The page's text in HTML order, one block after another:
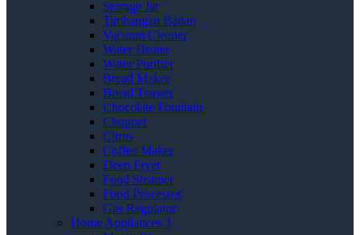
Storage Jar
Timbangan Badan
Vacuum Cleaner
Water Heater
Water Purifier
Bread Maker
Bread Toaster
Chocolate Fountain
Chopper
Citrus
Coffee Maker
Deep Fryer
Food Steamer
Food Processor
Gas Regulator
Home Appliances 3